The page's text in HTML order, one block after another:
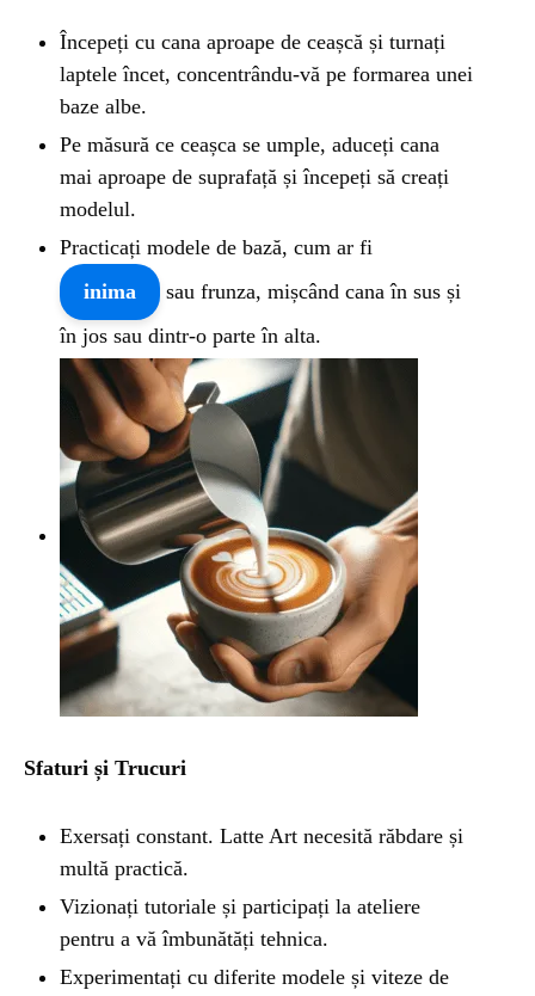
Începeți cu cana aproape de ceașcă și turnați
laptele încet, concentrându-vă pe formarea unei
baze albe.
Pe măsură ce ceașca se umple, aduceți cana
mai aproape de suprafață și începeți să creați
modelul.
Practicați modele de bază, cum ar fi
inima
sau frunza, mișcând cana în sus și
în jos sau dintr-o parte în alta.
Sfaturi și Trucuri
Exersați constant. Latte Art necesită răbdare și
multă practică.
Vizionați tutoriale și participați la ateliere
pentru a vă îmbunătăți tehnica.
Experimentați cu diferite modele și viteze de